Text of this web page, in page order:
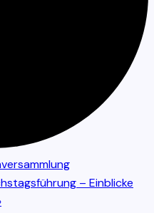
– Einblicke